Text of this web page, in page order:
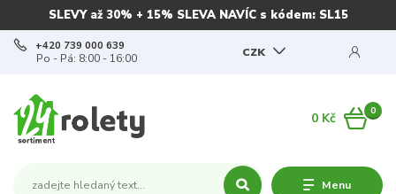
SLEVY až 30% + 15% SLEVA NAVÍC s kódem: SL15
Menu
CZK
+420 739 000 639
Po - Pá: 8:00 - 16:00
0
0 Kč